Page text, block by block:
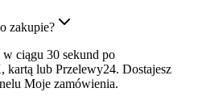
zakupie?
ciągu 30 sekund po
kartą lub Przelewy24. Dostajesz
Moje zamówienia.